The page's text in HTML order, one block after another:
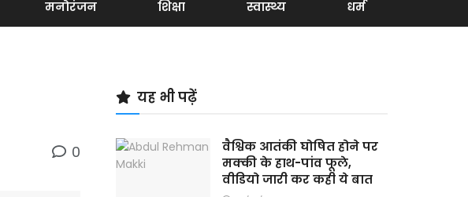
मनोरंजन शिक्षा स्वास्थ्य धर्म
0
यह भी पढ़ें
वैश्विक आतंकी घोषित होने पर
मक्की के हाथ-पांव फूले,
वीडियो जारी कर कही ये बात